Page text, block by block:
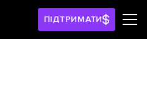
ПІДТРИМАТИ